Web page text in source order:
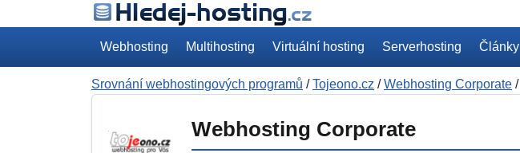
Webhosting Multihosting Virtuální hosting Serverhosting Články
Srovnání webhostingových programů /Tojeono.cz /Webhosting Corporate /
Webhosting Corporate